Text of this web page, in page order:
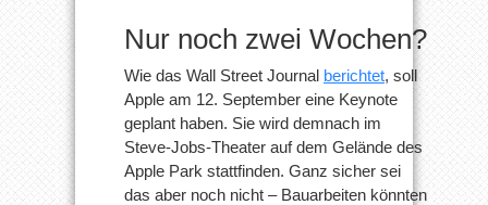
Nur noch zwei Wochen?
Wie das Wall Street Journal berichtet, soll
Apple am 12. September eine Keynote
geplant haben. Sie wird demnach im
Steve-Jobs-Theater auf dem Gelände des
Apple Park stattfinden. Ganz sicher sei
das aber noch nicht – Bauarbeiten könnten